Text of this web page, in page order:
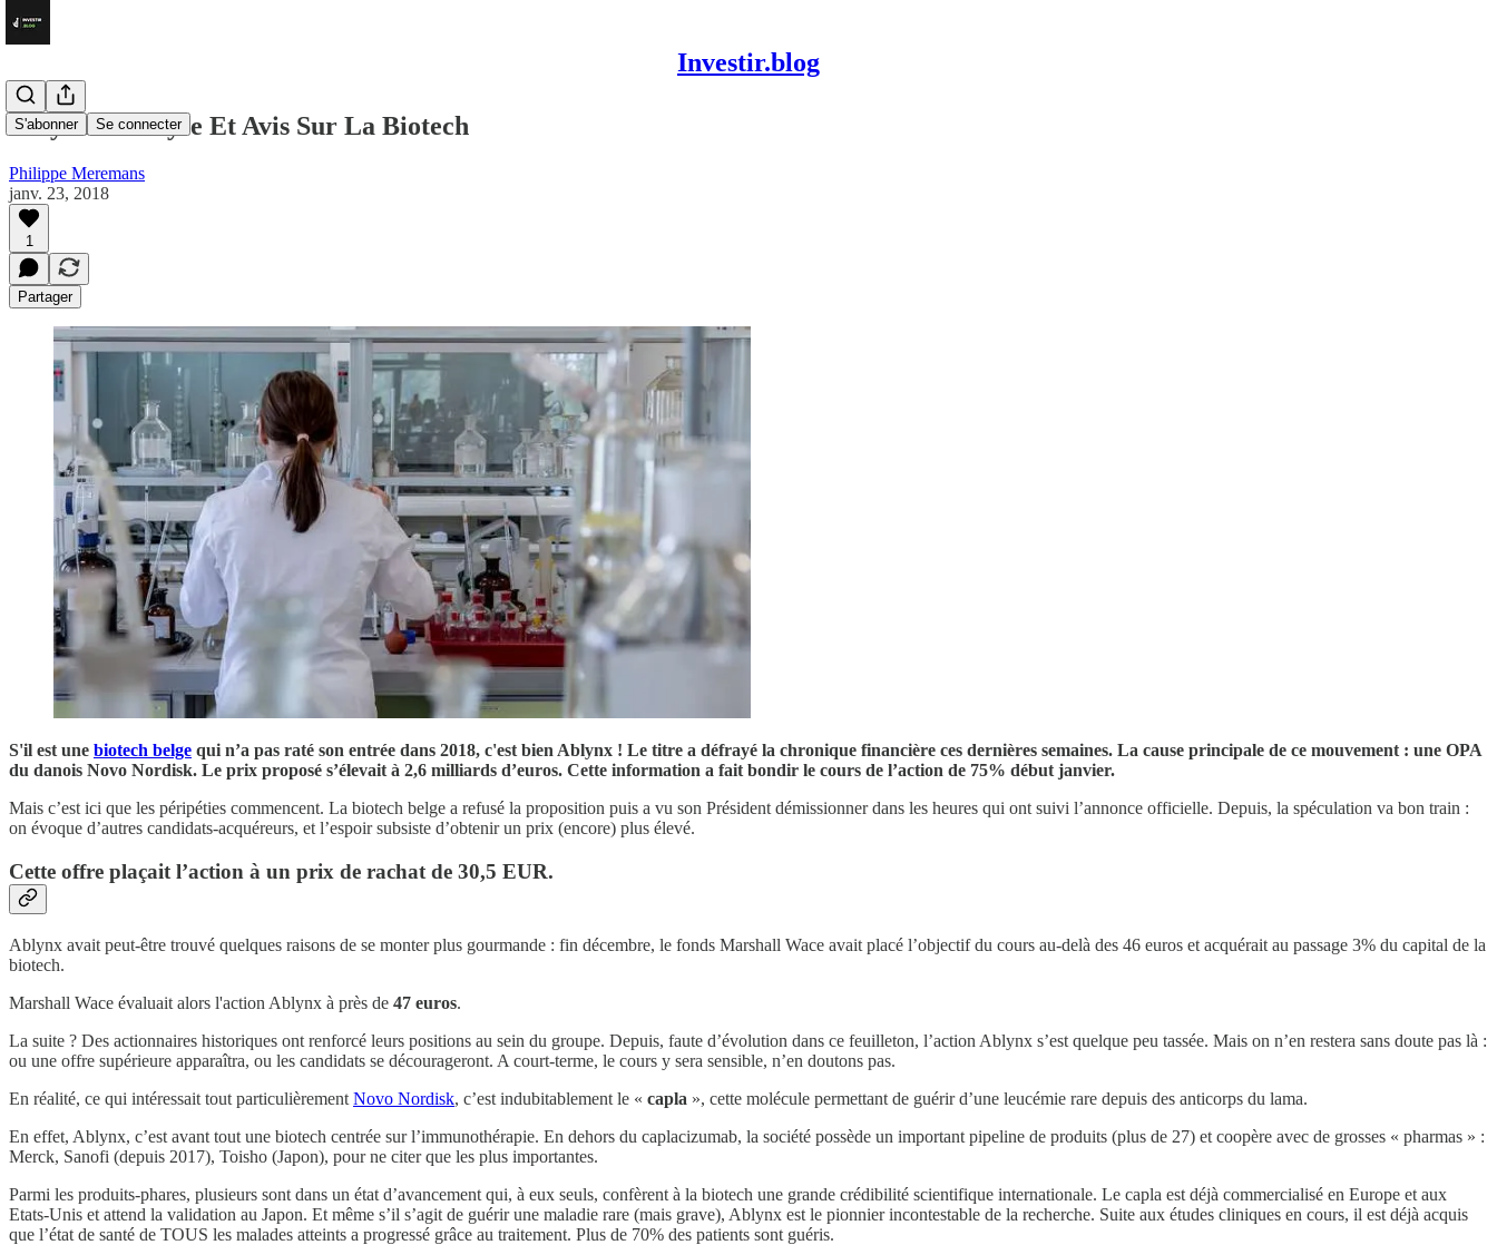
Investir.blog
S'abonner Se connecter
Ablynx : Analyse Et Avis Sur La Biotech
Philippe Meremans
janv. 23, 2018
1
Partager
S'il est une biotech belge qui n’a pas raté son entrée dans 2018, c'est bien Ablynx ! Le titre a défrayé la chronique financière ces dernières semaines. La cause principale de ce mouvement : une OPA
du danois Novo Nordisk. Le prix proposé s’élevait à 2,6 milliards d’euros. Cette information a fait bondir le cours de l’action de 75% début janvier.
Mais c’est ici que les péripéties commencent. La biotech belge a refusé la proposition puis a vu son Président démissionner dans les heures qui ont suivi l’annonce officielle. Depuis, la spéculation va bon train :
on évoque d’autres candidats-acquéreurs, et l’espoir subsiste d’obtenir un prix (encore) plus élevé.
Cette offre plaçait l’action à un prix de rachat de 30,5 EUR.
Ablynx avait peut-être trouvé quelques raisons de se monter plus gourmande : fin décembre, le fonds Marshall Wace avait placé l’objectif du cours au-delà des 46 euros et acquérait au passage 3% du capital de la
biotech.
Marshall Wace évaluait alors l'action Ablynx à près de 47 euros.
La suite ? Des actionnaires historiques ont renforcé leurs positions au sein du groupe. Depuis, faute d’évolution dans ce feuilleton, l’action Ablynx s’est quelque peu tassée. Mais on n’en restera sans doute pas là :
ou une offre supérieure apparaîtra, ou les candidats se décourageront. A court-terme, le cours y sera sensible, n’en doutons pas.
En réalité, ce qui intéressait tout particulièrement Novo Nordisk, c’est indubitablement le « capla », cette molécule permettant de guérir d’une leucémie rare depuis des anticorps du lama.
En effet, Ablynx, c’est avant tout une biotech centrée sur l’immunothérapie. En dehors du caplacizumab, la société possède un important pipeline de produits (plus de 27) et coopère avec de grosses « pharmas » :
Merck, Sanofi (depuis 2017), Toisho (Japon), pour ne citer que les plus importantes.
Parmi les produits-phares, plusieurs sont dans un état d’avancement qui, à eux seuls, confèrent à la biotech une grande crédibilité scientifique internationale. Le capla est déjà commercialisé en Europe et aux
Etats-Unis et attend la validation au Japon. Et même s’il s’agit de guérir une maladie rare (mais grave), Ablynx est le pionnier incontestable de la recherche. Suite aux études cliniques en cours, il est déjà acquis
que l’état de santé de TOUS les malades atteints a progressé grâce au traitement. Plus de 70% des patients sont guéris.